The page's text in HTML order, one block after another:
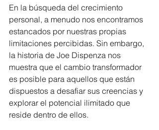
En la búsqueda del crecimiento
personal, a menudo nos encontramos
estancados por nuestras propias
limitaciones percibidas. Sin embargo,
la historia de Joe Dispenza nos
muestra que el cambio transformador
es posible para aquellos que están
dispuestos a desafiar sus creencias y
explorar el potencial ilimitado que
reside dentro de ellos.